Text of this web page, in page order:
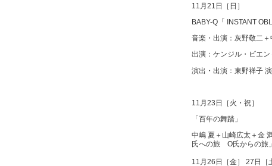
11月21日［日］
BABY-Q「 INSTANT
音楽・出演： 灰野敬二 ＋
出演： ケンジル・ビエン
演出・出演： 東野祥子
11月23日［火・祝］
「百年の舞踏」
中嶋 夏＋山崎広太＋金
氏への旅 O氏からの旅」
11月26日［金］ 27日［